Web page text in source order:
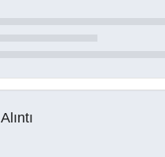
Alıntı